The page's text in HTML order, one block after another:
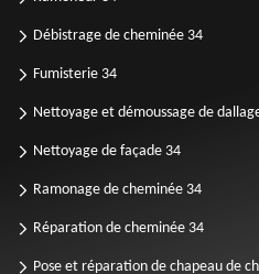
Débistrage de cheminée 34
Fumisterie 34
Nettoyage et démoussage de
Nettoyage de façade 34
Ramonage de cheminée 34
Réparation de cheminée 34
Pose et réparation de chapeau de